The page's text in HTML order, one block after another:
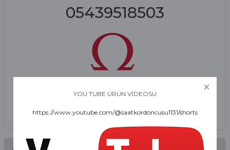
05439518503
YOU TUBE ÜRÜN VİDEOSU
https://www.youtube.com/@saatkordoncusu1131/shorts